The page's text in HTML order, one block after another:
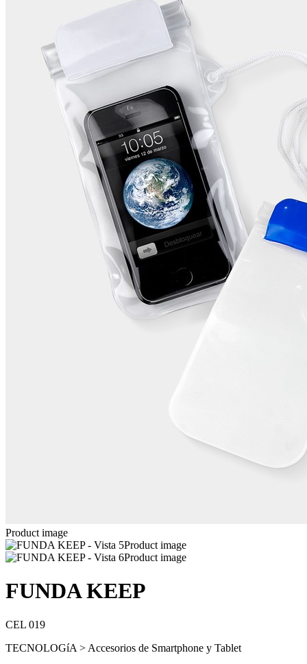
Product image
Product image
Product image
FUNDA KEEP
CEL 019
TECNOLOGíA > Accesorios de Smartphone y Tablet